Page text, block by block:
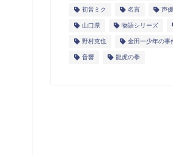
初音ミク 名言 声優
山口県 物語シリーズ
野村克也 金田一少年の事
音響 龍虎の拳